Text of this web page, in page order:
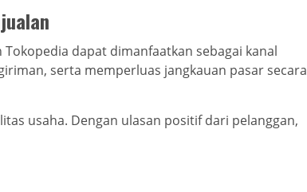
dapat dimanfaatkan sebagai kanal
serta memperluas jangkauan pasar secara
usaha. Dengan ulasan positif dari pelanggan,